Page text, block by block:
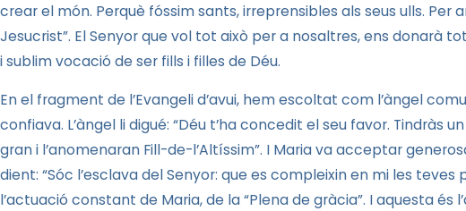
crear el món. Perquè fóssim sants, irreprensibles als seus ulls. Per
Jesucrist”. El Senyor que vol tot això per a nosaltres, ens donarà
i sublim vocació de ser fills i filles de Déu.
En el fragment de l’Evangeli d’avui, hem escoltat com l’àngel
confiava. L’àngel li digué: “Déu t’ha concedit el seu favor. Tindràs
gran i l’anomenaran Fill-de-l’Altíssim”. I Maria va acceptar
dient: “Sóc l’esclava del Senyor: que es compleixin en mi les teves
l’actuació constant de Maria, de la “Plena de gràcia”. I aquesta és